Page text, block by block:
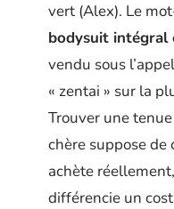
vert (Alex). Le
bodysuit intégral
vendu sous
« zentai » sur la
Trouver une
chère suppose de
achète
différencie un